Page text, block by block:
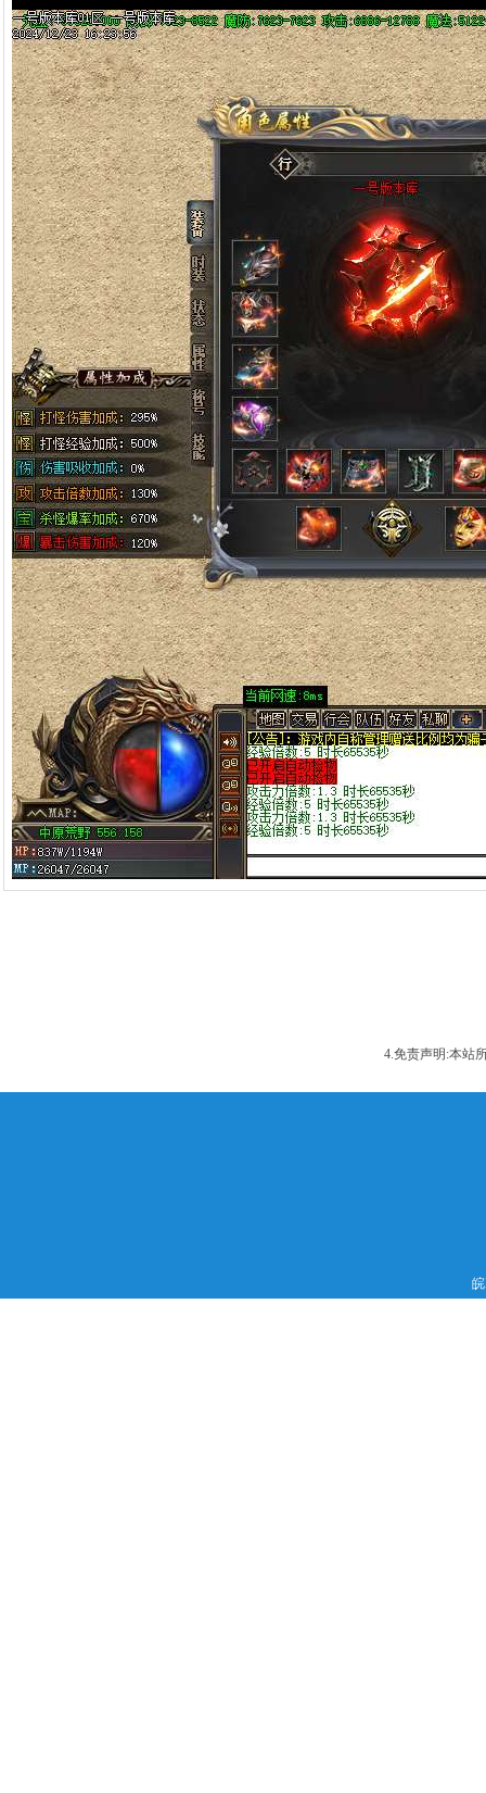
4.免责声明:本站